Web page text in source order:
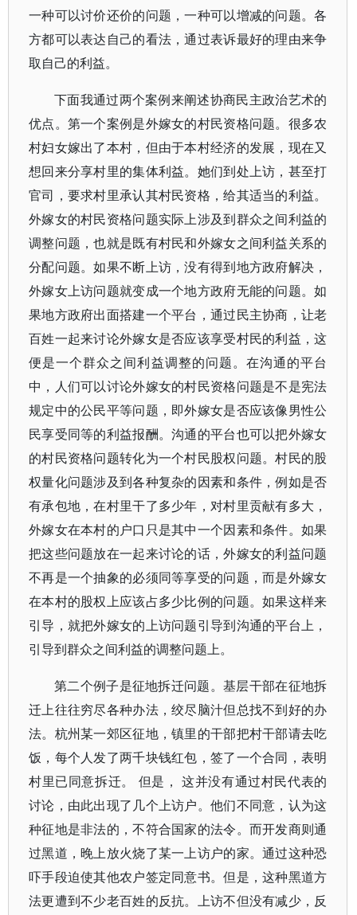
一种可以讨价还价的问题，一种可以增减的问题。各
方都可以表达自己的看法，通过表诉最好的理由来争
取自己的利益。
下面我通过两个案例来阐述协商民主政治艺术的
优点。第一个案例是外嫁女的村民资格问题。很多农
村妇女嫁出了本村，但由于本村经济的发展，现在又
想回来分享村里的集体利益。她们到处上访，甚至打
官司，要求村里承认其村民资格，给其适当的利益。
外嫁女的村民资格问题实际上涉及到群众之间利益的
调整问题，也就是既有村民和外嫁女之间利益关系的
分配问题。如果不断上访，没有得到地方政府解决，
外嫁女上访问题就变成一个地方政府无能的问题。如
果地方政府出面搭建一个平台，通过民主协商，让老
百姓一起来讨论外嫁女是否应该享受村民的利益，这
便是一个群众之间利益调整的问题。在沟通的平台
中，人们可以讨论外嫁女的村民资格问题是不是宪法
规定中的公民平等问题，即外嫁女是否应该像男性公
民享受同等的利益报酬。沟通的平台也可以把外嫁女
的村民资格问题转化为一个村民股权问题。村民的股
权量化问题涉及到各种复杂的因素和条件，例如是否
有承包地，在村里干了多少年，对村里贡献有多大，
外嫁女在本村的户口只是其中一个因素和条件。如果
把这些问题放在一起来讨论的话，外嫁女的利益问题
不再是一个抽象的必须同等享受的问题，而是外嫁女
在本村的股权上应该占多少比例的问题。如果这样来
引导，就把外嫁女的上访问题引导到沟通的平台上，
引导到群众之间利益的调整问题上。
第二个例子是征地拆迁问题。基层干部在征地拆
迁上往往穷尽各种办法，绞尽脑汁但总找不到好的办
法。杭州某一郊区征地，镇里的干部把村干部请去吃
饭，每个人发了两千块钱红包，签了一个合同，表明
村里已同意拆迁。 但是， 这并没有通过村民代表的
讨论，由此出现了几个上访户。他们不同意，认为这
种征地是非法的，不符合国家的法令。而开发商则通
过黑道，晚上放火烧了某一上访户的家。通过这种恐
吓手段迫使其他农户签定同意书。但是，这种黑道方
法更遭到不少老百姓的反抗。上访不但没有减少，反